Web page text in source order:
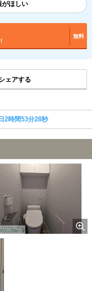
がほしい
無料
ェアする
2時間53分27秒